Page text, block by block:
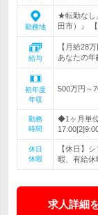
勤務地
★転勤なし
田市）』
給与
【月給28
あなたの
初年度
年収
500万円～
勤務
時間
◆1ヶ月単
休日
休暇
【休日】
暇、有給
求人詳細